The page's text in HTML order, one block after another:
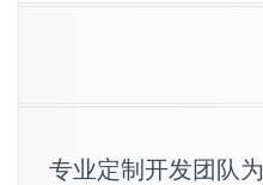
专业定制开发团队